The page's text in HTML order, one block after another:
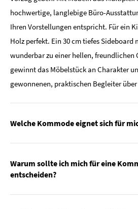
hochwertige, langlebige Büro-
Ihren Vorstellungen entspricht. Für ein
Holz perfekt. Ein 30 cm tiefes Sideboard
wunderbar zu einer hellen, freundlichen
gewinnt das Möbelstück an Charakter
gewonnenen, praktischen Begleiter
Welche Kommode eignet sich für
Warum sollte ich mich für eine
entscheiden?